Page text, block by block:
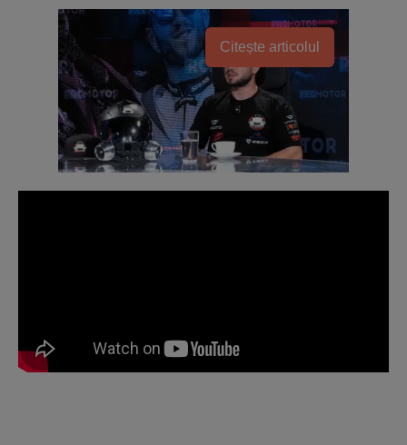
Citește articolul